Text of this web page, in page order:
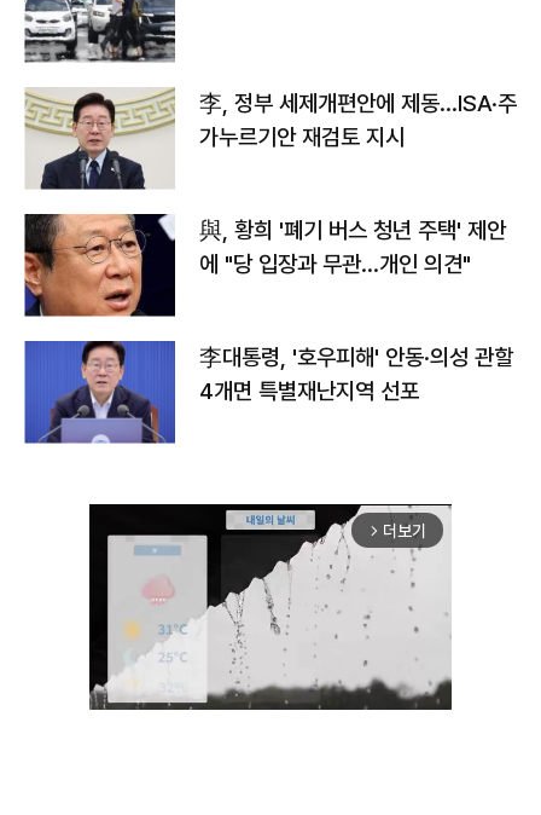
李, 정부 세제개편안에 제동…ISA·주
가누르기안 재검토 지시
與, 황희 '폐기 버스 청년 주택' 제안
에 "당 입장과 무관…개인 의견"
李대통령, '호우피해' 안동·의성 관할
4개면 특별재난지역 선포
arrow_forward_ios 더보기